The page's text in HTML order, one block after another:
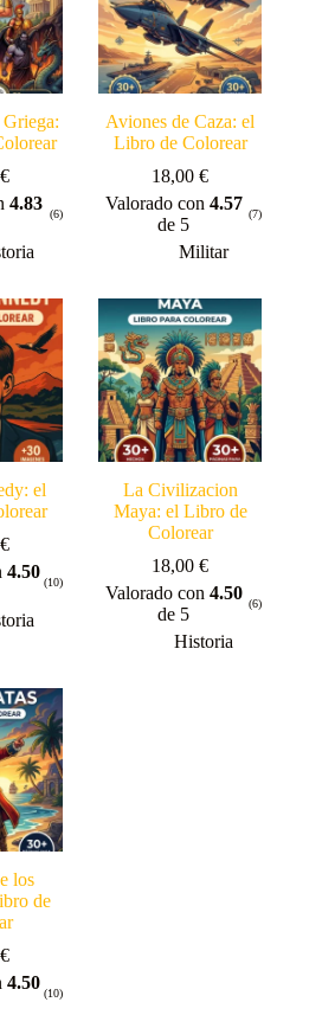
€
4.83
(6)
Aviones de Caza: el
Libro de Colorear
18,00€
Valorado con 4.57
de 5
(7)
Militar
el
€
4.50
(10)
La Civilizacion
Maya: el Libro de
Colorear
18,00€
Valorado con 4.50
de 5
(6)
Historia
los
de
€
4.50
(10)